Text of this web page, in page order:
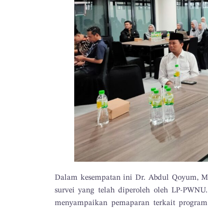
Dalam kesempatan ini Dr. Abdul Qoyum,
survei yang telah diperoleh oleh LP-
menyampaikan pemaparan terkait